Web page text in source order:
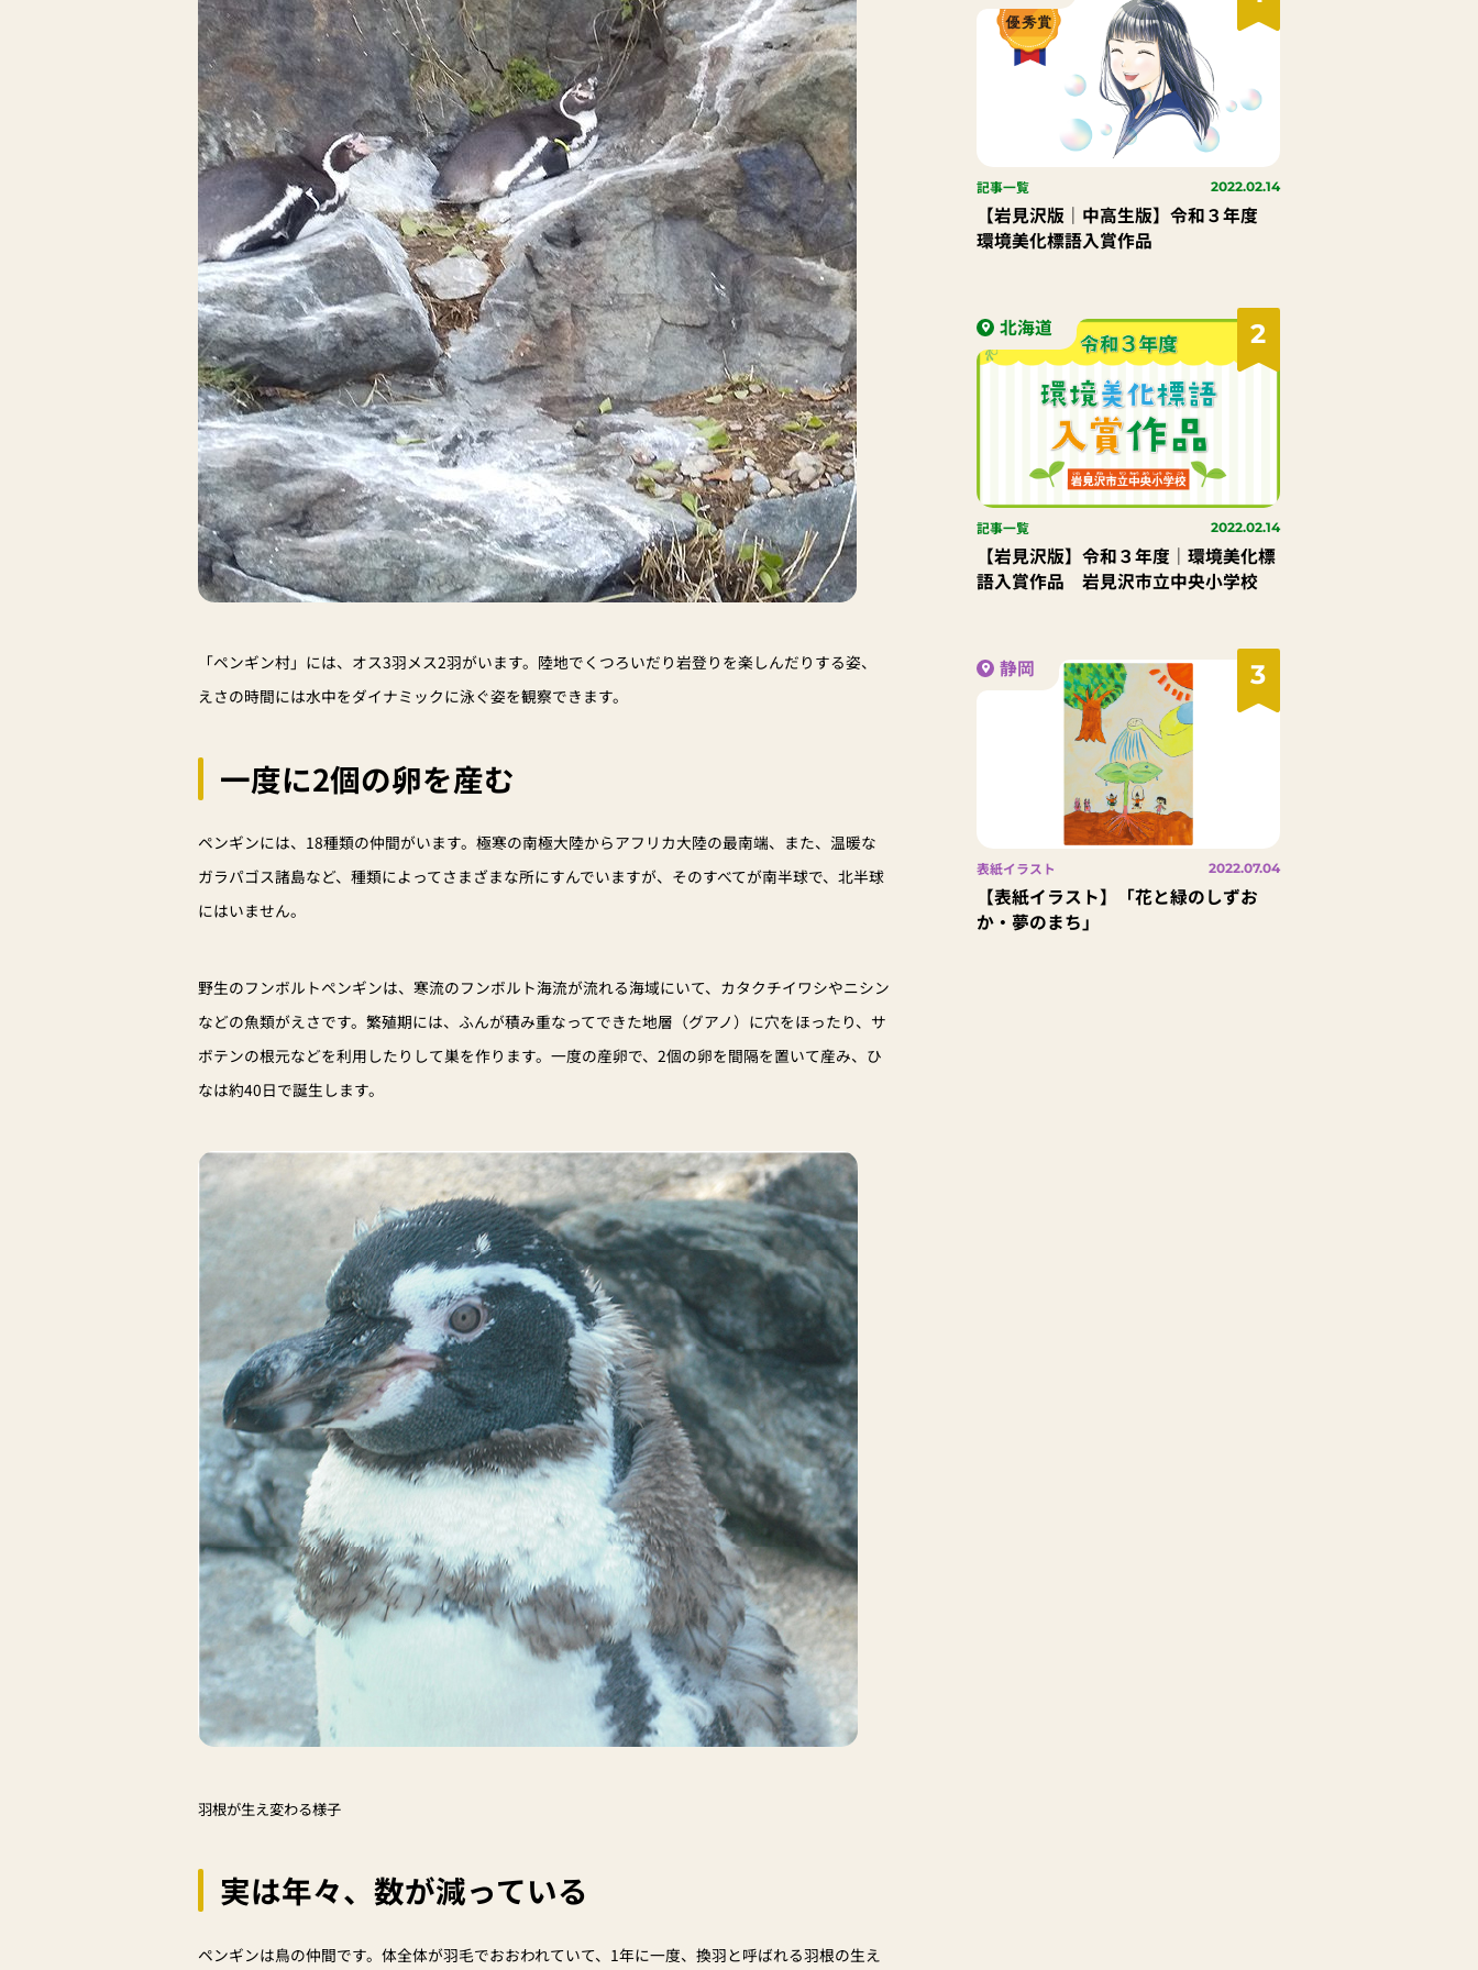
「ペンギン村」には、オス3羽メス2羽がいます。陸地でくつろいだり岩登りを楽しんだりする姿、
えさの時間には水中をダイナミックに泳ぐ姿を観察できます。
一度に2個の卵を産む
ペンギンには、18種類の仲間がいます。極寒の南極大陸からアフリカ大陸の最南端、また、温暖な
ガラパゴス諸島など、種類によってさまざまな所にすんでいますが、そのすべてが南半球で、北半球
にはいません。
野生のフンボルトペンギンは、寒流のフンボルト海流が流れる海域にいて、カタクチイワシやニシン
などの魚類がえさです。繁殖期には、ふんが積み重なってできた地層（グアノ）に穴をほったり、サ
ボテンの根元などを利用したりして巣を作ります。一度の産卵で、2個の卵を間隔を置いて産み、ひ
なは約40日で誕生します。
羽根が生え変わる様子
実は年々、数が減っている
ペンギンは鳥の仲間です。体全体が羽毛でおおわれていて、1年に一度、換羽と呼ばれる羽根の生え
記事一覧 2022.02.14
【岩見沢版｜中高生版】令和３年度
環境美化標語入賞作品
2
北海道
記事一覧 2022.02.14
【岩見沢版】令和３年度｜環境美化標
語入賞作品 岩見沢市立中央小学校
3
静岡
表紙イラスト 2022.07.04
【表紙イラスト】「花と緑のしずお
か・夢のまち」